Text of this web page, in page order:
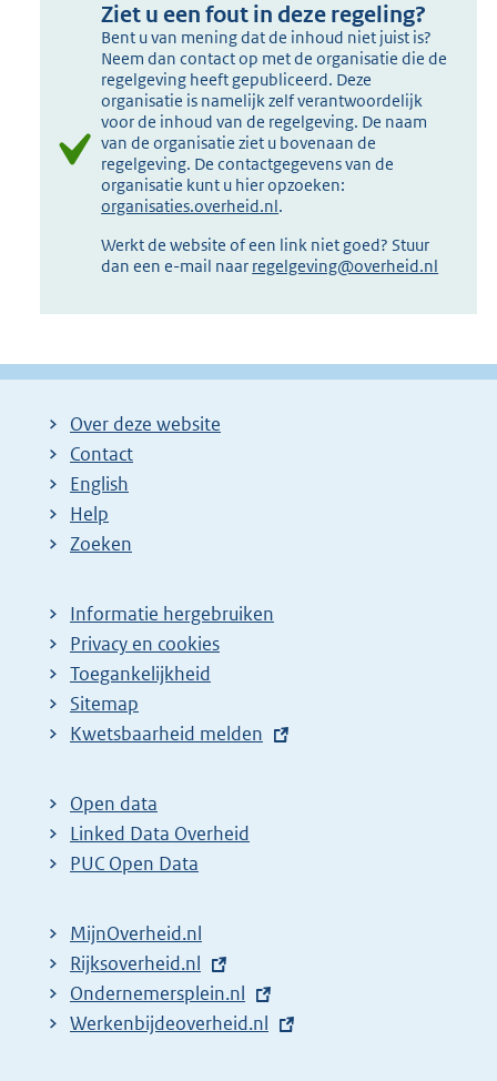
Ziet u een fout in deze regeling?
Bent u van mening dat de inhoud niet juist is?
Neem dan contact op met de organisatie die de
regelgeving heeft gepubliceerd. Deze
organisatie is namelijk zelf verantwoordelijk
voor de inhoud van de regelgeving. De naam
van de organisatie ziet u bovenaan de
regelgeving. De contactgegevens van de
organisatie kunt u hier opzoeken:
organisaties.overheid.nl.
Werkt de website of een link niet goed? Stuur
dan een e-mail naar regelgeving@overheid.nl
Over deze website
Contact
English
Help
Zoeken
Informatie hergebruiken
Privacy en cookies
Toegankelijkheid
Sitemap
E
t
e
r
l
i
n
k
Kwetsbaarheid melden
Open data
Linked Data Overheid
PUC Open Data
MijnOverheid.nl
E
x
t
Rijksoverheid.nl
E
x
Ondernemersplein.nl
E
Werkenbijdeoverheid.nl